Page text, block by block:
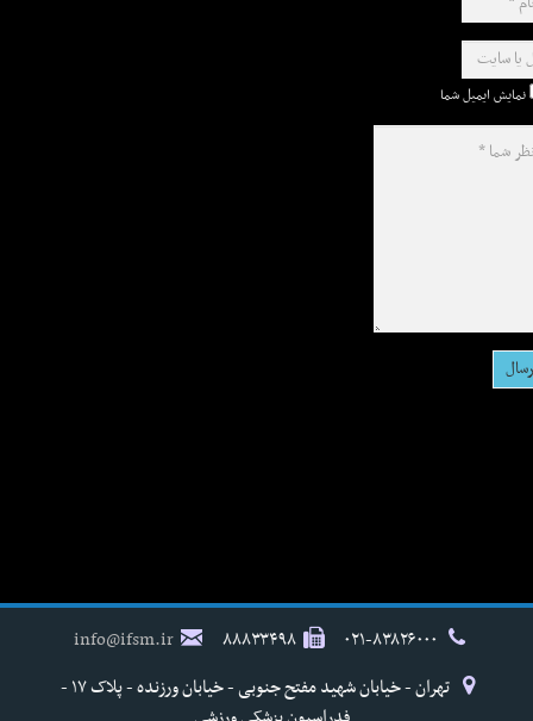
نمایش ایمیل شما
۸۸۸۳۳۴۹۸
info@ifsm.ir
تهران - خیابان شهید مفتح جنوبی - خیابان ورزنده - پلاک ۱۷ -